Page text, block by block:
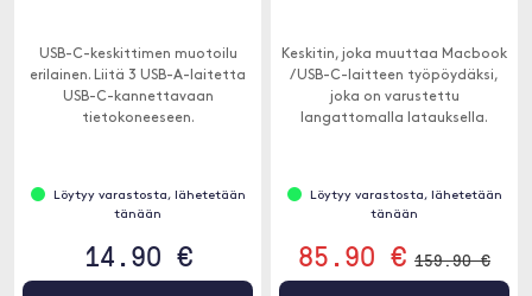
USB-C-keskittimen muotoilu
erilainen. Liitä 3 USB-A-laitetta
USB-C-kannettavaan
tietokoneeseen.
Löytyy varastosta, lähetetään
tänään
14.90 €
Keskitin, joka muuttaa Macbook
/ USB-C-laitteen työpöydäksi,
joka on varustettu
langattomalla latauksella.
Löytyy varastosta, lähetetään
tänään
85.90 € 159.90 €